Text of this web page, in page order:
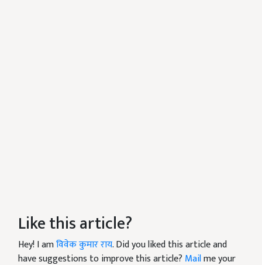
Like this article?
Hey! I amविवेक कुमार राय. Did you liked this article and
have suggestions to improve this article? Mailme your